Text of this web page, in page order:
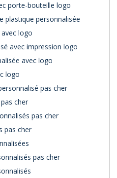
porte-bouteille logo
plastique personnalisée
logo
avec impression logo
avec logo
logo
pas cher
cher
pas cher
pas cher
pas cher